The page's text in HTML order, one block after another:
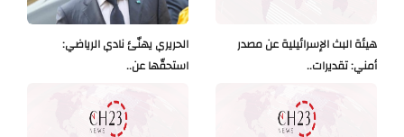
الحريري يهنّئ نادي الرياضي:
استحقّها عن..
هيئة البث الإسرائيلية عن مصدر
أمني: تقديرات..